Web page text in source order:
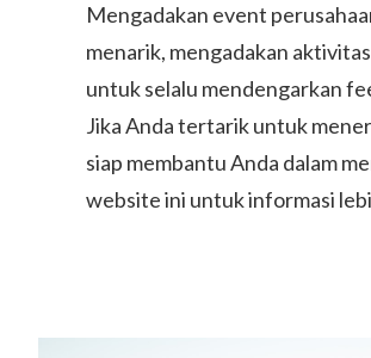
Mengadakan event
menarik, mengadakan
untuk selalu mendengarkan
Jika Anda tertarik untuk
siap membantu Anda dalam
website ini untuk informasi